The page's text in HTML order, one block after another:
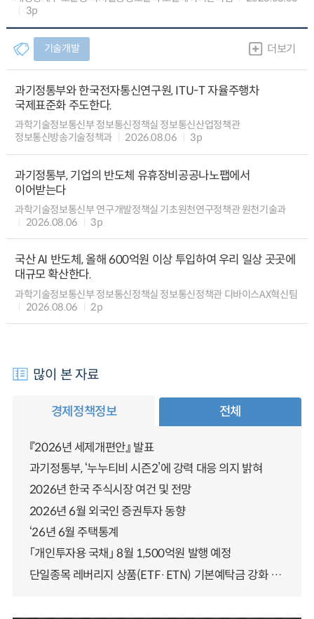
3p
기술개발 더보기
과기정통부와 한국전자통신연구원, ITU-T 자율주행차
국제표준화 주도한다.
과학기술정보통신부 정보통신정책실 정보통신산업정책관
정보통신방송기술정책과
2026.08.06 3p
과기정통부, 기업의 반도체 유휴장비공공나노팹에서
이어받는다
과학기술정보통신부 연구개발정책실 기초원천연구정책관 원천기술과
2026.08.06
3p
국산 AI 반도체, 올해 600억원 이상 투입하여 우리 일상 곳곳에
대규모 확산한다.
과학기술정보통신부 정보통신정책실 정보통신정책관 디바이스AX혁신팀
2026.08.06
2p
많이 본 자료
경제정책정보 전체
『2026년 세제개편안』 발표
과기정통부, ‘누누티비 시즌2’에 강력 대응 의지 밝혀
2026년 한국 주식시장 여건 및 전망
2026년 6월 외국인 증권투자 동향
‘26년 6월 주택통계
「개인투자용 국채」 8월 1,500억원 발행 예정
단일종목 레버리지 상품(ETF·ETN) 기본예탁금 강화 조기시행 방안 안내